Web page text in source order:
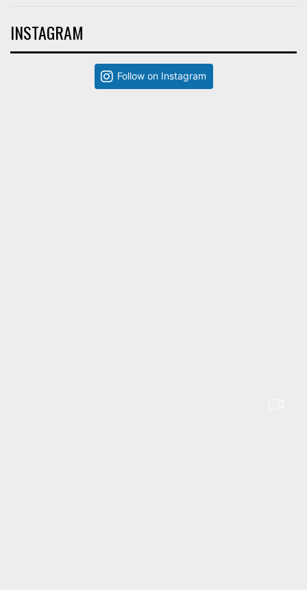
INSTAGRAM
Follow on Instagram